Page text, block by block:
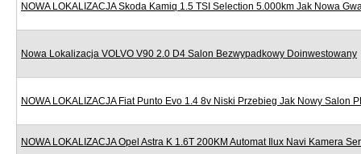
NOWA LOKALIZACJA Skoda Kamiq 1.5 TSI Selection 5.000km Jak Nowa
Nowa Lokalizacja VOLVO V90 2.0 D4 Salon Bezwypadkowy Doinwestowany
NOWA LOKALIZACJA Fiat Punto Evo 1.4 8v Niski Przebieg Jak Nowy Salon
NOWA LOKALIZACJA Opel Astra K 1.6T 200KM Automat Ilux Navi Kamera